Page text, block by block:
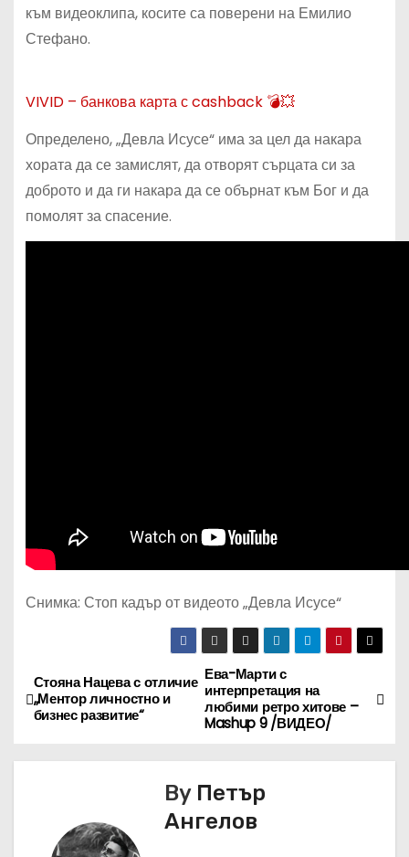
към видеоклипа, косите са поверени на Емилио
Стефано.
VIVID – банкова карта с cashback 💣💥
Определено, „Девла Исусе“ има за цел да накара
хората да се замислят, да отворят сърцата си за
доброто и да ги накара да се обърнат към Бог и да
помолят за спасение.
Снимка: Стоп кадър от видеото „Девла Исусе“
Н
а
в
Ева-Марти с
интерпретация на
любими ретро хитове –
Mashup 9 /ВИДЕО/
Стояна Нацева с отличие
„Ментор личностно и
бизнес развитие“
By Петър
Ангелов